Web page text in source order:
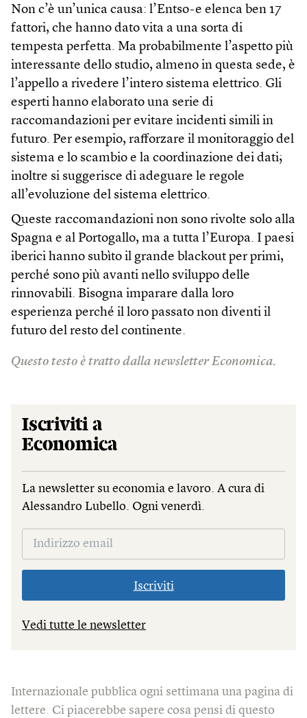
Non c’è un’unica causa: l’Entso-e elenca ben 17
fattori, che hanno dato vita a una sorta di
tempesta perfetta. Ma probabilmente l’aspetto più
interessante dello studio, almeno in questa sede, è
l’appello a rivedere l’intero sistema elettrico. Gli
esperti hanno elaborato una serie di
raccomandazioni per evitare incidenti simili in
futuro. Per esempio, rafforzare il monitoraggio del
sistema e lo scambio e la coordinazione dei dati;
inoltre si suggerisce di adeguare le regole
all’evoluzione del sistema elettrico.
Queste raccomandazioni non sono rivolte solo alla
Spagna e al Portogallo, ma a tutta l’Europa. I paesi
iberici hanno subìto il grande blackout per primi,
perché sono più avanti nello sviluppo delle
rinnovabili. Bisogna imparare dalla loro
esperienza perché il loro passato non diventi il
futuro del resto del continente.
Questo testo è tratto dalla newsletter Economica.
Iscriviti a
Economica
La newsletter su economia e lavoro. A cura di
Alessandro Lubello. Ogni venerdì.
Iscriviti
Vedi tutte le newsletter
Internazionale pubblica ogni settimana una pagina di
lettere. Ci piacerebbe sapere cosa pensi di questo